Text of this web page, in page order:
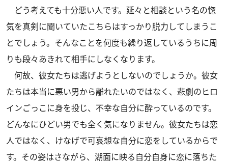
どう考えても十分悪い人です。延々と相談という名の惚
気を真剣に聞いていたこちらはすっかり脱力してしまうこ
とでしょう。そんなことを何度も繰り返しているうちに周
りも段々あきれて相手にしなくなります。
何故、彼女たちは逃げようとしないのでしょうか。彼女
たちは本当に悪い男から離れたいのではなく、悲劇のヒロ
インごっこに身を投じ、不幸な自分に酔っているのです。
どんなにひどい男でも全く気になりません。彼女たちは恋
人ではなく、けなげで可哀想な自分に恋をしているからで
す。その姿はさながら、湖面に映る自分自身に恋に落ちた